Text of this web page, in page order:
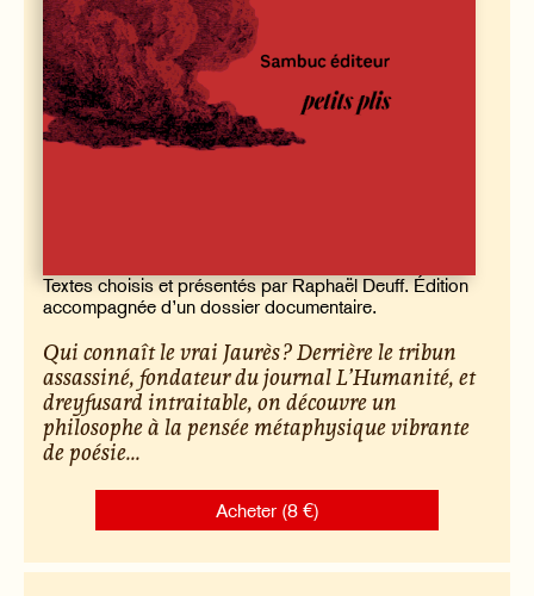
Textes choisis et présentés par Raphaël Deuff. Édition
accompagnée d’un dossier documentaire.
Qui connaît le vrai Jaurès ? Derrière le tribun
assassiné, fondateur du journal L’Humanité, et
dreyfusard intraitable, on découvre un
philosophe à la pensée métaphysique vibrante
de poésie...
Acheter (8 €)